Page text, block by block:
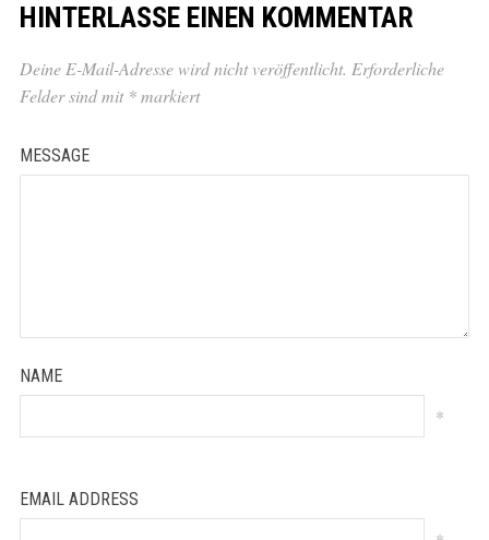
HINTERLASSE EINEN KOMMENTAR
Deine E-Mail-Adresse wird nicht veröffentlicht. Erforderliche
Felder sind mit *markiert
MESSAGE
NAME
*
EMAIL ADDRESS